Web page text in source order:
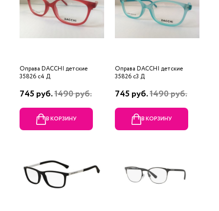
Оправа DACCHI детские
35826 c4 Д
745 руб.1490 руб.
В КОРЗИНУ
Оправа DACCHI детские
35826 c3 Д
745 руб.1490 руб.
В КОРЗИНУ